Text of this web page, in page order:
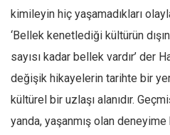
Twitter
Facebook
Instagram
YouTube
Editörden
kimileyin hiç yaşamadıkları
‘Bellek kenetlediği kültürün
sayısı kadar bellek vardır’ der
değişik hikayelerin tarihte bir yer
kültürel bir uzlaşı alanıdır.
yanda, yaşanmış olan